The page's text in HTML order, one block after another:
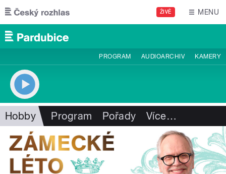
Přejít k hlavnímu obsahu
ŽIVĚ MENU
PROGRAM AUDIOARCHIV KAMERY
Hobby Program Pořady Více…